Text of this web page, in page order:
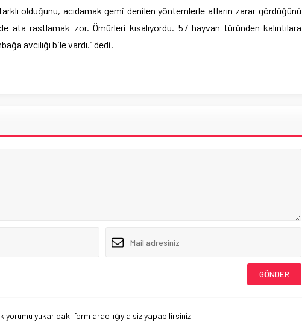
farklı olduğunu, acıdamak gemi denilen yöntemlerle atların zarar gördüğünü
ata rastlamak zor. Ömürleri kısalıyordu. 57 hayvan türünden kalıntılara
avcılığı bile vardı.” dedi.
yorumu yukarıdaki form aracılığıyla siz yapabilirsiniz.